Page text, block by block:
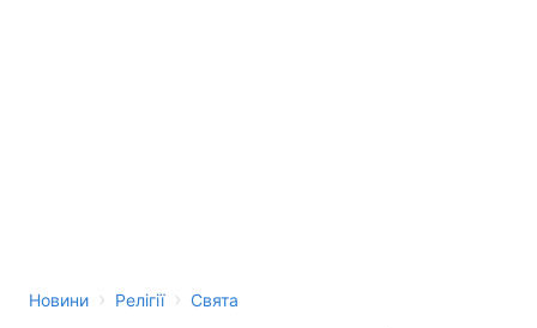
Новини › Релігії › Свята